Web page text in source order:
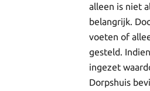
alleen is niet
belangrijk.
voeten of
gesteld.
ingezet
Dorpshuis